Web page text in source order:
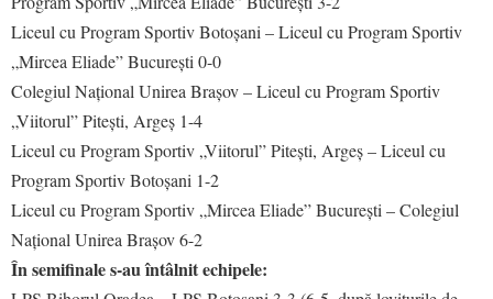
Liceul cu Program Sportiv Botoșani – Liceul cu Program Sportiv
„Mircea Eliade” București 0-0
Colegiul Național Unirea Brașov – Liceul cu Program Sportiv
„Viitorul” Pitești, Argeș 1-4
Liceul cu Program Sportiv „Viitorul” Pitești, Argeș – Liceul cu
Program Sportiv Botoșani 1-2
Liceul cu Program Sportiv „Mircea Eliade” București – Colegiul
Național Unirea Brașov 6-2
În semifinale s-au întâlnit echipele: